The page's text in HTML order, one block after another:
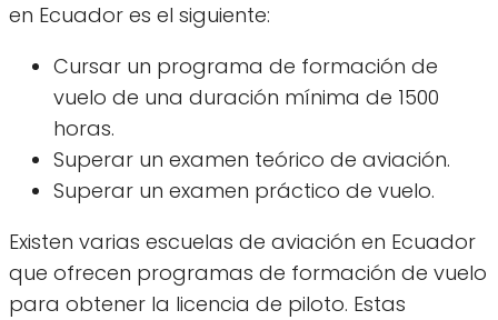
en Ecuador es el siguiente:
Cursar un programa de formación de
vuelo de una duración mínima de 1500
horas.
Superar un examen teórico de aviación.
Superar un examen práctico de vuelo.
Existen varias escuelas de aviación en Ecuador
que ofrecen programas de formación de vuelo
para obtener la licencia de piloto. Estas